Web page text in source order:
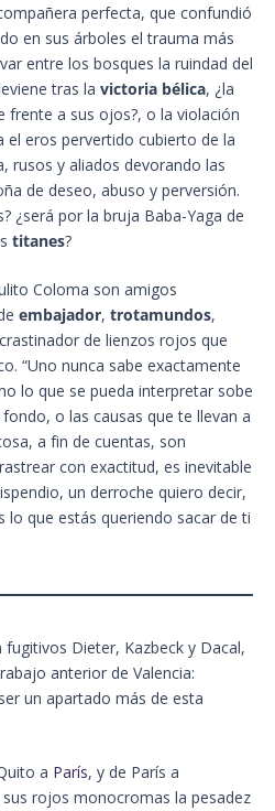
perfecta, que confundió
en sus árboles el trauma más
entre los bosques la ruindad del
tras la victoria bélica, ¿la
frente a sus ojos?, o la violación
el eros pervertido cubierto de la
rusos y aliados devorando las
de deseo, abuso y perversión.
¿será por la bruja Baba-Yaga de
titanes?
Coloma son amigos
embajador, trotamundos,
de lienzos rojos que
“Uno nunca sabe exactamente
lo que se pueda interpretar sobe
o las causas que te llevan a
a fin de cuentas, son
con exactitud, es inevitable
un derroche quiero decir,
lo que estás queriendo sacar de ti
fugitivos Dieter, Kazbeck y Dacal,
anterior de Valencia:
un apartado más de esta
a París, y de París a
rojos monocromas la pesadez